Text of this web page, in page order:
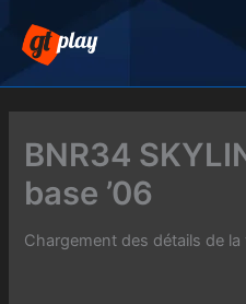
contenu
BNR34
base ’06
Chargement des détails de la